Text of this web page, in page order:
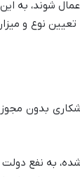
شوند، به
نوع و
بدون
به نفع